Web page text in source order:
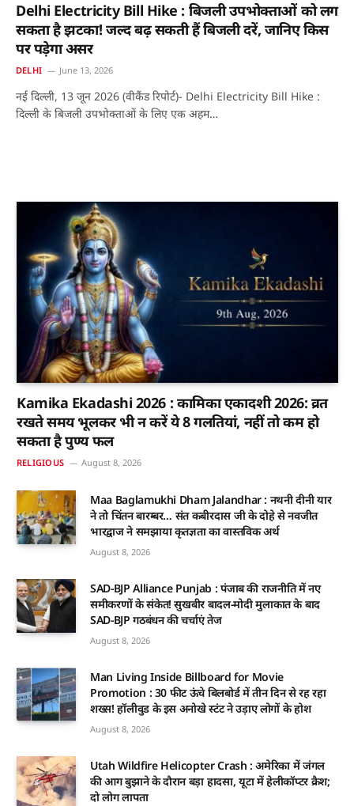
Delhi Electricity Bill Hike : बिजली उपभोक्ताओं को लग
सकता है झटका! जल्द बढ़ सकती हैं बिजली दरें, जानिए किस
पर पड़ेगा असर
DELHI June 13, 2026
नई दिल्ली, 13 जून 2026 (वीकैंड रिपोर्ट)- Delhi Electricity Bill Hike :
दिल्ली के बिजली उपभोक्ताओं के लिए एक अहम…
Kamika Ekadashi 2026 : कामिका एकादशी 2026: व्रत
रखते समय भूलकर भी न करें ये 8 गलतियां, नहीं तो कम हो
सकता है पुण्य फल
RELIGIOUS August 8, 2026
Maa Baglamukhi Dham Jalandhar : नथनी दीनी यार
ने तो चिंतन बारम्बर… संत कबीरदास जी के दोहे से नवजीत
भारद्वाज ने समझाया कृतज्ञता का वास्तविक अर्थ
August 8, 2026
SAD-BJP Alliance Punjab : पंजाब की राजनीति में नए
समीकरणों के संकेत! सुखबीर बादल-मोदी मुलाकात के बाद
SAD-BJP गठबंधन की चर्चाएं तेज
August 8, 2026
Man Living Inside Billboard for Movie
Promotion : 30 फीट ऊंचे बिलबोर्ड में तीन दिन से रह रहा
शख्स! हॉलीवुड के इस अनोखे स्टंट ने उड़ाए लोगों के होश
August 8, 2026
Utah Wildfire Helicopter Crash : अमेरिका में जंगल
की आग बुझाने के दौरान बड़ा हादसा, यूटा में हेलीकॉप्टर क्रैश;
दो लोग लापता